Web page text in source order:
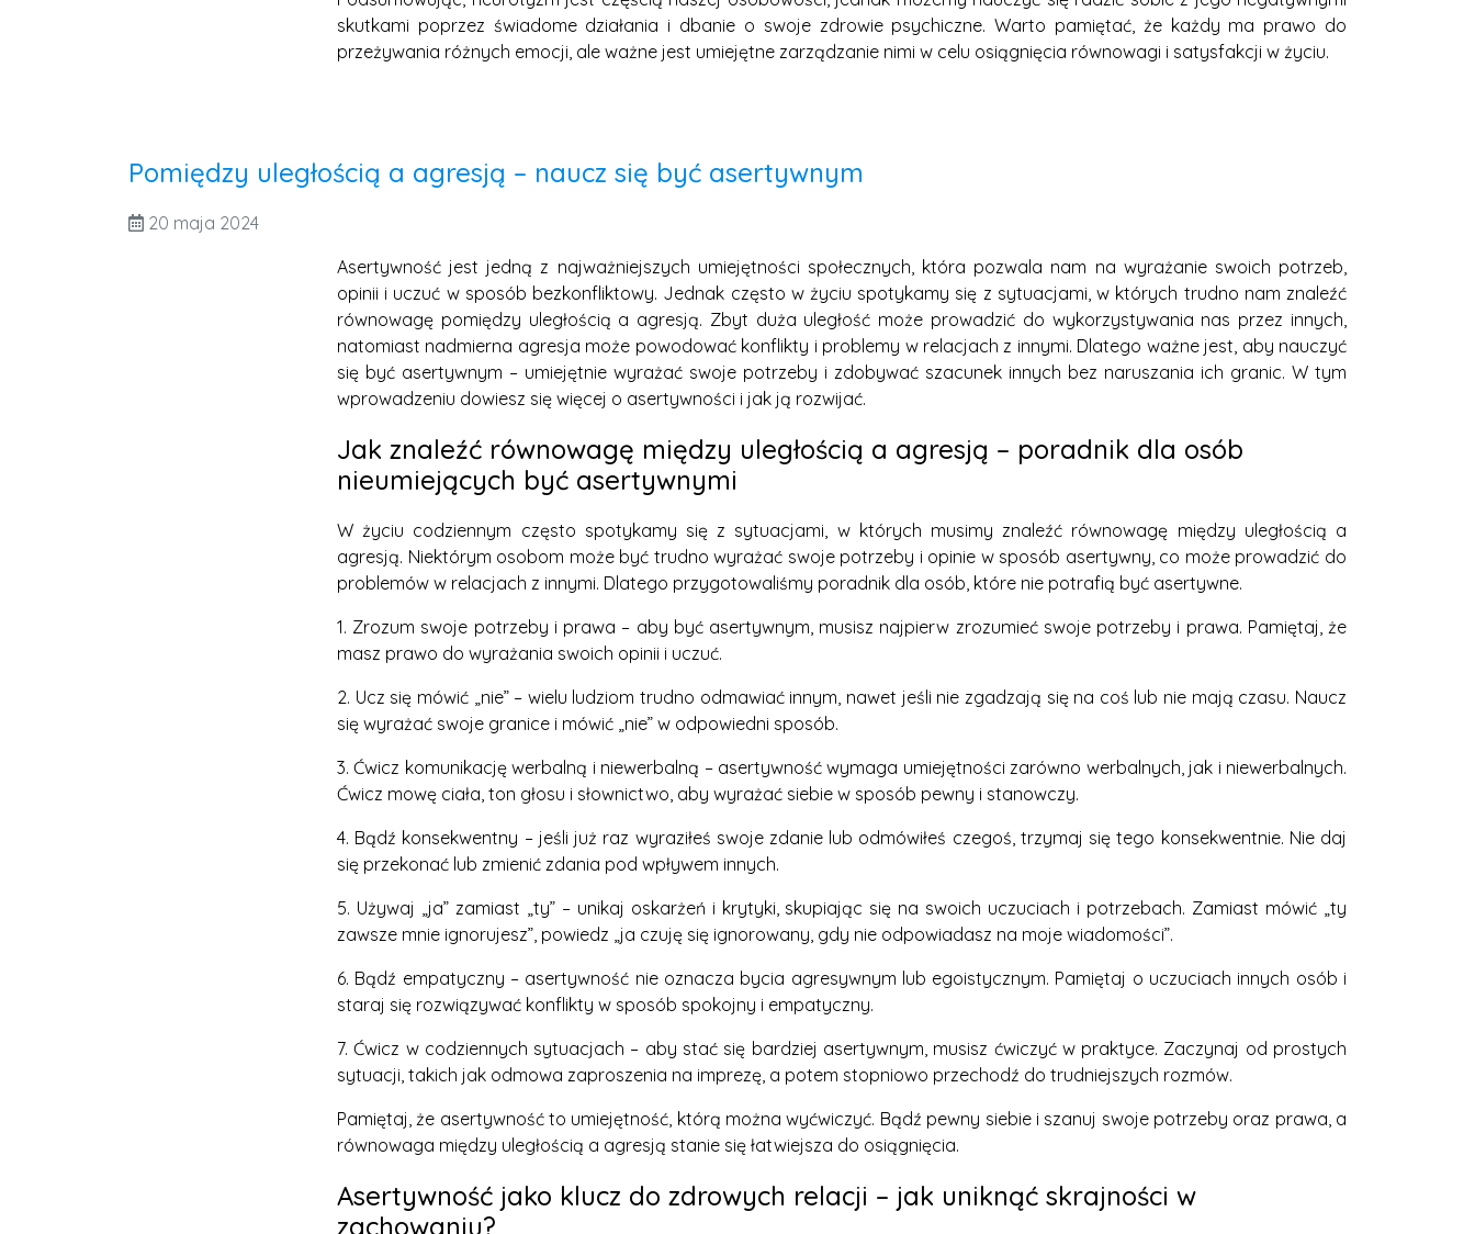
skutkami poprzez świadome działania i dbanie o swoje zdrowie psychiczne. Warto pamiętać, że każdy ma prawo do
przeżywania różnych emocji, ale ważne jest umiejętne zarządzanie nimi w celu osiągnięcia równowagi i satysfakcji w życiu.
Pomiędzy uległością a agresją – naucz się być asertywnym
20 maja 2024
Asertywność jest jedną z najważniejszych umiejętności społecznych, która pozwala nam na wyrażanie swoich potrzeb,
opinii i uczuć w sposób bezkonfliktowy. Jednak często w życiu spotykamy się z sytuacjami, w których trudno nam znaleźć
równowagę pomiędzy uległością a agresją. Zbyt duża uległość może prowadzić do wykorzystywania nas przez innych,
natomiast nadmierna agresja może powodować konflikty i problemy w relacjach z innymi. Dlatego ważne jest, aby nauczyć
się być asertywnym – umiejętnie wyrażać swoje potrzeby i zdobywać szacunek innych bez naruszania ich granic. W tym
wprowadzeniu dowiesz się więcej o asertywności i jak ją rozwijać.
Jak znaleźć równowagę między uległością a agresją – poradnik dla osób
nieumiejących być asertywnymi
W życiu codziennym często spotykamy się z sytuacjami, w których musimy znaleźć równowagę między uległością a
agresją. Niektórym osobom może być trudno wyrażać swoje potrzeby i opinie w sposób asertywny, co może prowadzić do
problemów w relacjach z innymi. Dlatego przygotowaliśmy poradnik dla osób, które nie potrafią być asertywne.
1. Zrozum swoje potrzeby i prawa – aby być asertywnym, musisz najpierw zrozumieć swoje potrzeby i prawa. Pamiętaj, że
masz prawo do wyrażania swoich opinii i uczuć.
2. Ucz się mówić „nie” – wielu ludziom trudno odmawiać innym, nawet jeśli nie zgadzają się na coś lub nie mają czasu. Naucz
się wyrażać swoje granice i mówić „nie” w odpowiedni sposób.
3. Ćwicz komunikację werbalną i niewerbalną – asertywność wymaga umiejętności zarówno werbalnych, jak i niewerbalnych.
Ćwicz mowę ciała, ton głosu i słownictwo, aby wyrażać siebie w sposób pewny i stanowczy.
4. Bądź konsekwentny – jeśli już raz wyraziłeś swoje zdanie lub odmówiłeś czegoś, trzymaj się tego konsekwentnie. Nie daj
się przekonać lub zmienić zdania pod wpływem innych.
5. Używaj „ja” zamiast „ty” – unikaj oskarżeń i krytyki, skupiając się na swoich uczuciach i potrzebach. Zamiast mówić „ty
zawsze mnie ignorujesz”, powiedz „ja czuję się ignorowany, gdy nie odpowiadasz na moje wiadomości”.
6. Bądź empatyczny – asertywność nie oznacza bycia agresywnym lub egoistycznym. Pamiętaj o uczuciach innych osób i
staraj się rozwiązywać konflikty w sposób spokojny i empatyczny.
7. Ćwicz w codziennych sytuacjach – aby stać się bardziej asertywnym, musisz ćwiczyć w praktyce. Zaczynaj od prostych
sytuacji, takich jak odmowa zaproszenia na imprezę, a potem stopniowo przechodź do trudniejszych rozmów.
Pamiętaj, że asertywność to umiejętność, którą można wyćwiczyć. Bądź pewny siebie i szanuj swoje potrzeby oraz prawa, a
równowaga między uległością a agresją stanie się łatwiejsza do osiągnięcia.
Asertywność jako klucz do zdrowych relacji – jak uniknąć skrajności w
zachowaniu?